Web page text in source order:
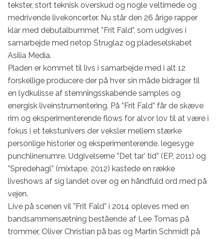
tekster, stort teknisk overskud og nogle veltimede og
medrivende livekoncerter. Nu står den 26 årige rapper
klar med debutalbummet ”Frit Fald”, som udgives i
samarbejde med netop Struglaz og pladeselskabet
Asilia Media.
Pladen er kommet til livs i samarbejde med i alt 12
forskellige producere der på hver sin måde bidrager til
en lydkulisse af stemningsskabende samples og
energisk liveinstrumentering. På ”Frit Fald” får de skæve
rim og eksperimenterende flows for alvor lov til at være i
fokus i et tekstunivers der veksler mellem stærke
personlige historier og eksperimenterende, legesyge
punchlinenumre. Udgivelserne ”Det tar’ tid” (EP, 2011) og
”Spredehagl” (mixtape, 2012) kastede en række
liveshows af sig landet over og en håndfuld ord med på
vejen.
Live på scenen vil ”Frit Fald” i 2014 opleves med en
bandsammensætning bestående af Lee Tomas på
trommer, Oliver Christian på bas og Martin Schmidt på